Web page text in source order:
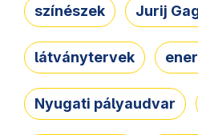
színészek Jurij
látványtervek
Nyugati pályaudvar